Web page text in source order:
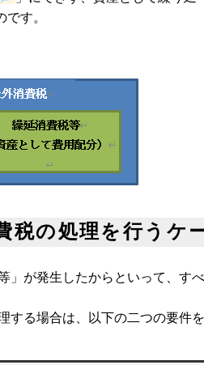
うものです。
税の処理を行うケ
」が発生したからといって、す
する場合は、以下の二つの要件を